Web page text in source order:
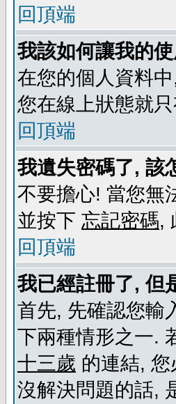
回頂端
我該如何讓我的
在您的個人資料
您在線上狀態就
回頂端
我遺失密碼了, 該
不要擔心! 當您無
並按下 忘記密碼,
回頂端
我已經註冊了, 但
首先, 先確認您輸
下兩種情形之一.
十三歲 的連結,
沒解決問題的話,